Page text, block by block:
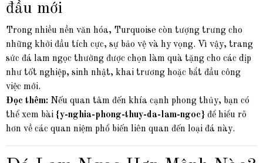
đầu mới
Trong nhiều nền văn hóa, Turquoise còn tượng trưng cho
những khởi đầu tích cực, sự bảo vệ và hy vọng. Vì vậy, trang
sức đá lam ngọc thường được chọn làm quà tặng cho các dịp
như tốt nghiệp, sinh nhật, khai trương hoặc bắt đầu công
việc mới.
Đọc thêm: Nếu quan tâm đến khía cạnh phong thủy, bạn có
thể xem bài {y-nghia-phong-thuy-da-lam-ngoc} để hiểu rõ
hơn về các quan niệm phổ biến liên quan đến loại đá này.